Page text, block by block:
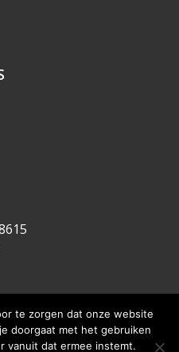
te zorgen dat onze website
doorgaat met het gebruiken
vanuit dat ermee instemt.